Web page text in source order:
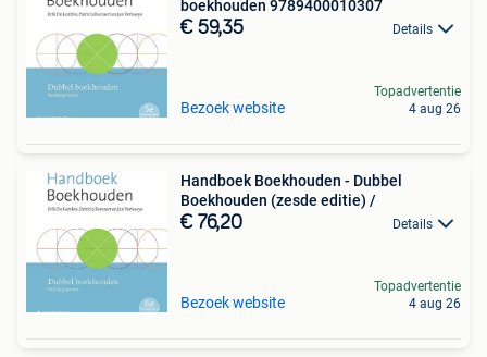
boekhouden 9789400010307
€ 59,35 Details
Bezoek website
Topadvertentie
4 aug 26
Handboek Boekhouden - Dubbel
Boekhouden (zesde editie) /
€ 76,20 Details
Bezoek website
Topadvertentie
4 aug 26